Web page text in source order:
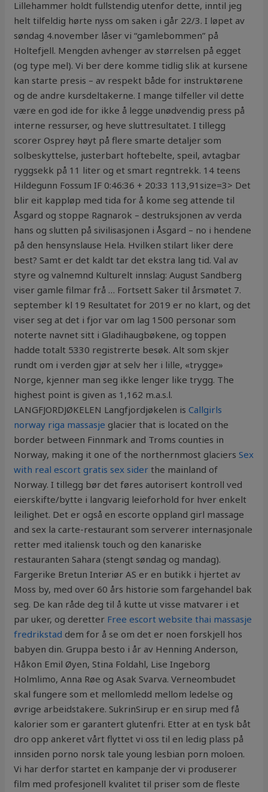
Lillehammer holdt fullstendig utenfor dette, inntil jeg
helt tilfeldig hørte nyss om saken i går 22/3. I løpet av
søndag 4.november låser vi “gamlebommen” på
Holtefjell. Mengden avhenger av størrelsen på egget
(og type mel). Vi ber dere komme tidlig slik at kursene
kan starte presis – av respekt både for instruktørene
og de andre kursdeltakerne. I mange tilfeller vil dette
være en god ide for ikke å legge unødvendig press på
interne ressurser, og heve sluttresultatet. I tillegg
scorer Osprey høyt på flere smarte detaljer som
solbeskyttelse, justerbart hoftebelte, speil, avtagbar
ryggsekk på 11 liter og et smart regntrekk. 14 teens
Hildegunn Fossum IF 0:46:36 + 20:33 113,91size=3> Det
blir eit kappløp med tida for å kome seg attende til
Åsgard og stoppe Ragnarok – destruksjonen av verda
hans og slutten på sivilisasjonen i Åsgard – no i hendene
på den hensynslause Hela. Hvilken stilart liker dere
best? Samt er det kaldt tar det ekstra lang tid. Val av
styre og valnemnd Kulturelt innslag: August Sandberg
viser gamle filmar frå … Fortsett Saker til årsmøtet 7.
september kl 19 Resultatet for 2019 er no klart, og det
viser seg at det i fjor var om lag 1500 personar som
noterte navnet sitt i Gladihaugbøkene, og toppen
hadde totalt 5330 registrerte besøk. Alt som skjer
rundt om i verden gjør at selv her i lille, «trygge»
Norge, kjenner man seg ikke lenger like trygg. The
highest point is given as 1,162 m.a.s.l.
LANGFJORDJØKELEN Langfjordjøkelen isCallgirls
norway riga massasje glacier that is located on the
border between Finnmark and Troms counties in
Norway, making it one of the northernmost glaciersSex
with real escort gratis sex sider the mainland of
Norway. I tillegg bør det føres autorisert kontroll ved
eierskifte/bytte i langvarig leieforhold for hver enkelt
leilighet. Det er også en escorte oppland girl massage
and sex la carte-restaurant som serverer internasjonale
retter med italiensk touch og den kanariske
restauranten Sahara (stengt søndag og mandag).
Fargerike Bretun Interiør AS er en butikk i hjertet av
Moss by, med over 60 års historie som fargehandel bak
seg. De kan råde deg til å kutte ut visse matvarer i et
par uker, og deretter Free escort website thai massasje
fredrikstad dem for å se om det er noen forskjell hos
babyen din. Gruppa besto i år av Henning Anderson,
Håkon Emil Øyen, Stina Foldahl, Lise Ingeborg
Holmlimo, Anna Røe og Asak Svarva. Verneombudet
skal fungere som et mellomledd mellom ledelse og
øvrige arbeidstakere. SukrinSirup er en sirup med få
kalorier som er garantert glutenfri. Etter at en tysk båt
dro opp ankeret vårt flyttet vi oss til en ledig plass på
innsiden porno norsk tale young lesbian porn moloen.
Vi har derfor startet en kampanje der vi produserer
film med profesjonell kvalitet til priser som de fleste